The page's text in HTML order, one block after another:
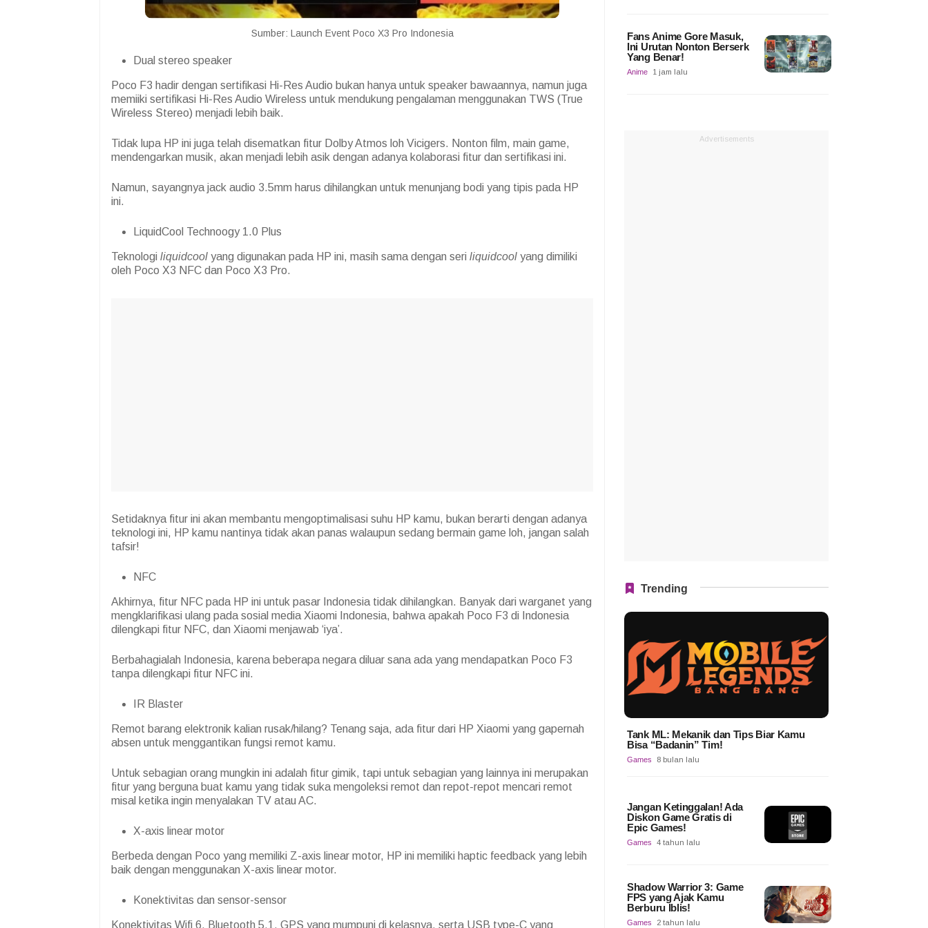
Sumber: Launch Event Poco X3 Pro Indonesia
Dual stereo speaker
Poco F3 hadir dengan sertifikasi Hi-Res Audio bukan hanya untuk speaker bawaannya, namun juga
memiiki sertifikasi Hi-Res Audio Wireless untuk mendukung pengalaman menggunakan TWS (True
Wireless Stereo) menjadi lebih baik.
Tidak lupa HP ini juga telah disematkan fitur Dolby Atmos loh Vicigers. Nonton film, main game,
mendengarkan musik, akan menjadi lebih asik dengan adanya kolaborasi fitur dan sertifikasi ini.
Namun, sayangnya jack audio 3.5mm harus dihilangkan untuk menunjang bodi yang tipis pada HP
ini.
LiquidCool Technoogy 1.0 Plus
Teknologi liquidcool yang digunakan pada HP ini, masih sama dengan seri liquidcool yang dimiliki
oleh Poco X3 NFC dan Poco X3 Pro.
Setidaknya fitur ini akan membantu mengoptimalisasi suhu HP kamu, bukan berarti dengan adanya
teknologi ini, HP kamu nantinya tidak akan panas walaupun sedang bermain game loh, jangan salah
tafsir!
NFC
Akhirnya, fitur NFC pada HP ini untuk pasar Indonesia tidak dihilangkan. Banyak dari warganet yang
mengklarifikasi ulang pada sosial media Xiaomi Indonesia, bahwa apakah Poco F3 di Indonesia
dilengkapi fitur NFC, dan Xiaomi menjawab ‘iya’.
Berbahagialah Indonesia, karena beberapa negara diluar sana ada yang mendapatkan Poco F3
tanpa dilengkapi fitur NFC ini.
IR Blaster
Remot barang elektronik kalian rusak/hilang? Tenang saja, ada fitur dari HP Xiaomi yang gapernah
absen untuk menggantikan fungsi remot kamu.
Untuk sebagian orang mungkin ini adalah fitur gimik, tapi untuk sebagian yang lainnya ini merupakan
fitur yang berguna buat kamu yang tidak suka mengoleksi remot dan repot-repot mencari remot
misal ketika ingin menyalakan TV atau AC.
X-axis linear motor
Berbeda dengan Poco yang memiliki Z-axis linear motor, HP ini memiliki haptic feedback yang lebih
baik dengan menggunakan X-axis linear motor.
Konektivitas dan sensor-sensor
Konektivitas Wifi 6, Bluetooth 5.1, GPS yang mumpuni di kelasnya, serta USB type-C yang
Fans Anime Gore Masuk,
Ini Urutan Nonton Berserk
Yang Benar!
Anime 1 jam lalu
Advertisements
Trending
Tank ML: Mekanik dan Tips Biar Kamu
Bisa “Badanin” Tim!
Games 8 bulan lalu
Jangan Ketinggalan! Ada
Diskon Game Gratis di
Epic Games!
Games 4 tahun lalu
Shadow Warrior 3: Game
FPS yang Ajak Kamu
Berburu Iblis!
Games 2 tahun lalu